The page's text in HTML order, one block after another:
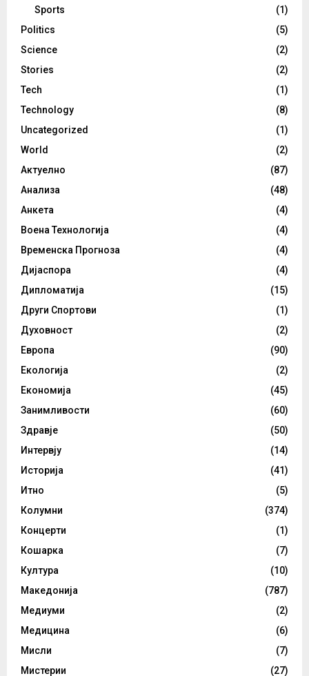
Sports
(1)
Politics
(5)
Science
(2)
Stories
(2)
Tech
(1)
Technology
(8)
Uncategorized
(1)
World
(2)
Актуелно
(87)
Анализа
(48)
Анкета
(4)
Воена Технологија
(4)
Временска Прогноза
(4)
Дијаспора
(4)
Дипломатија
(15)
Други Спортови
(1)
Духовност
(2)
Европа
(90)
Екологија
(2)
Економија
(45)
Занимливости
(60)
Здравје
(50)
Интервју
(14)
Историја
(41)
Итно
(5)
Колумни
(374)
Концерти
(1)
Кошарка
(7)
Култура
(10)
Македонија
(787)
Медиуми
(2)
Медицина
(6)
Мисли
(7)
Мистерии
(27)